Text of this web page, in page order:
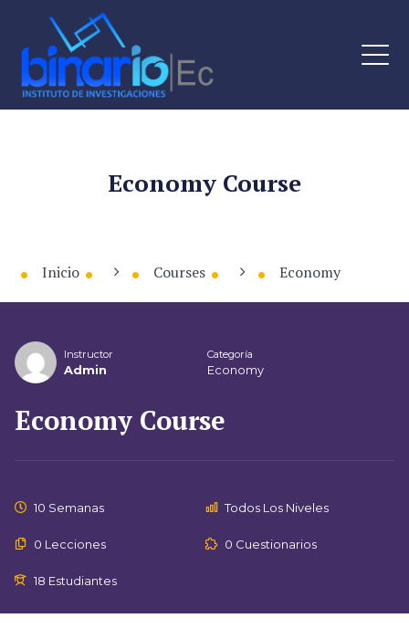
Economy Course
Inicio Courses Economy
Instructor
Admin
Categoría
Economy
Economy Course
10 Semanas Todos Los Niveles
0 Lecciones 0 Cuestionarios
18 Estudiantes